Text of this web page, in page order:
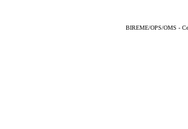
BIREME/OPS/OMS -